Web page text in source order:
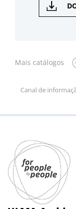
Mais catálogos
Canal de